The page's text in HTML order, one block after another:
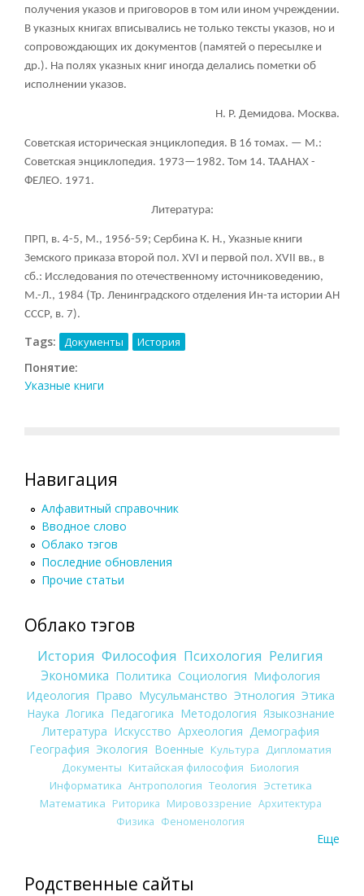
получения указов и приговоров в том или ином учреждении.
В указных книгах вписывались не только тексты указов, но и
сопровождающих их документов (памятей о пересылке и
др.). На полях указных книг иногда делались пометки об
исполнении указов.
Н. P. Демидова. Москва.
Советская историческая энциклопедия. В 16 томах. — М.:
Советская энциклопедия. 1973—1982. Том 14. ТААНАХ -
ФЕЛЕО. 1971.
Литература:
ПРП, в. 4-5, М., 1956-59; Сербина К. Н., Указные книги
Земского приказа второй пол. XVI и первой пол. XVII вв., в
сб.: Исследования по отечественному источниковедению,
М.-Л., 1984 (Тр. Ленинградского отделения Ин-та истории АН
СССР, в. 7).
Tags: Документы История
Понятие:
Указные книги
Навигация
Алфавитный справочник
Вводное слово
Облако тэгов
Последние обновления
Прочие статьи
Облако тэгов
История Философия Психология Религия
Экономика Политика Социология Мифология
Идеология Право Мусульманство Этнология Этика
Наука Логика Педагогика Методология Языкознание
Литература Искусство Археология Демография
География Экология Военные Культура
Дипломатия
Документы Китайская философия Биология
Информатика Антропология Теология Эстетика
Математика Риторика Мировоззрение Архитектура
Физика Феноменология
Еще
Родственные сайты